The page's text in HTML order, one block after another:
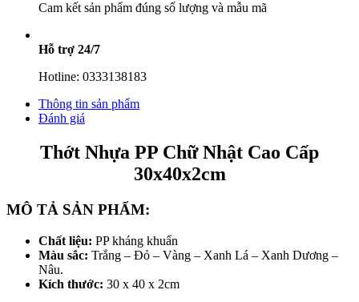
Cam kết sản phẩm đúng số lượng và mẫu mã
Hỗ trợ 24/7
Hotline: 0333138183
Thông tin sản phẩm
Đánh giá
Thớt Nhựa PP Chữ Nhật Cao Cấp
30x40x2cm
MÔ TẢ SẢN PHẨM:
Chất liệu: PP kháng khuẩn
Màu sắc: Trắng – Đỏ – Vàng – Xanh Lá – Xanh Dương –
Nâu.
Kích thước: 30 x 40 x 2cm